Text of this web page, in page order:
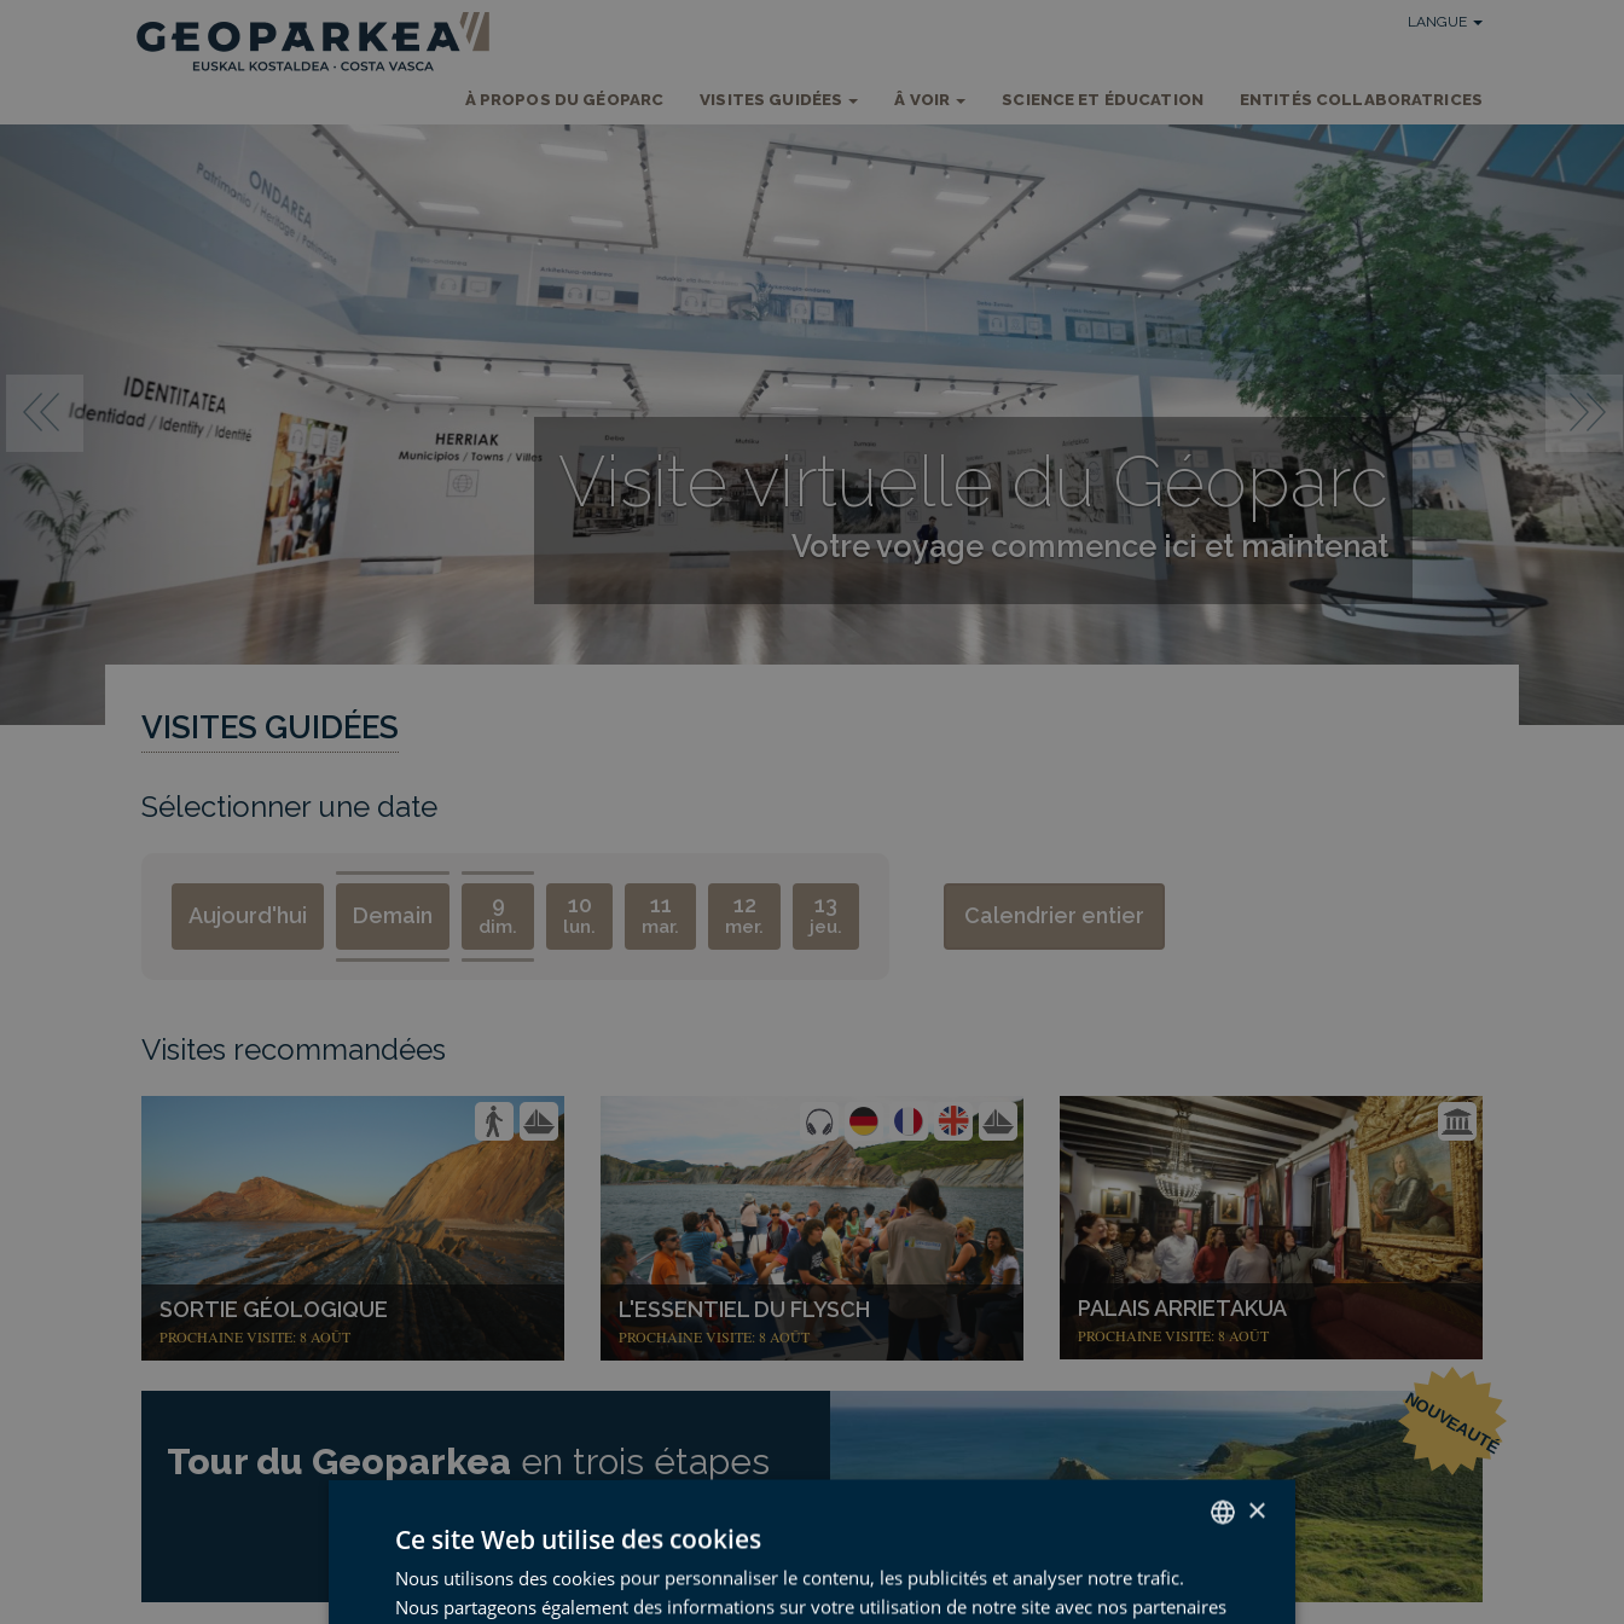
LANGUE
À PROPOS DU GÉOPARC VISITES GUIDÉES Â VOIR SCIENCE ET ÉDUCATION ENTITÉS COLLABORATRICES
Visite virtuelle du Géoparc
Votre voyage commence ici et maintenat
VISITES GUIDÉES
Sélectionner une date
Aujourd'hui Demain 9
dim.
10
lun.
11
mar.
12
mer.
13
jeu. Calendrier entier
Visites recommandées
SORTIE GÉOLOGIQUE
PROCHAINE VISITE: 8 AOÛT
L'ESSENTIEL DU FLYSCH
PROCHAINE VISITE: 8 AOÛT
PALAIS ARRIETAKUA
PROCHAINE VISITE: 8 AOÛT
NOUVEAUTÉ
Tour du Geoparkea en trois étapes
Infos et réservations
BASQUE
×
Ce site Web utilise des cookies
Nous utilisons des cookies pour personnaliser le contenu, les publicités et analyser notre trafic.
Nous partageons également des informations sur votre utilisation de notre site avec nos partenaires